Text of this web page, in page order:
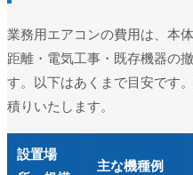
業務用エアコンの費用は、本
距離・電気工事・既存機器の
す。以下はあくまで目安です
積りいたします。
設置場
主な機種例